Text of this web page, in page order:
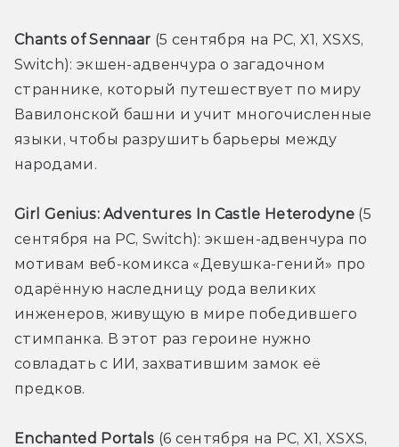
Chants of Sennaar (5 сентября на PC, X1, XSXS,
Switch): экшен-адвенчура о загадочном
страннике, который путешествует по миру
Вавилонской башни и учит многочисленные
языки, чтобы разрушить барьеры между
народами.
Girl Genius: Adventures In Castle Heterodyne (5
сентября на PC, Switch): экшен-адвенчура по
мотивам веб-комикса «Девушка-гений» про
одарённую наследницу рода великих
инженеров, живущую в мире победившего
стимпанка. В этот раз героине нужно
совладать с ИИ, захватившим замок её
предков.
Enchanted Portals (6 сентября на PC, X1, XSXS,